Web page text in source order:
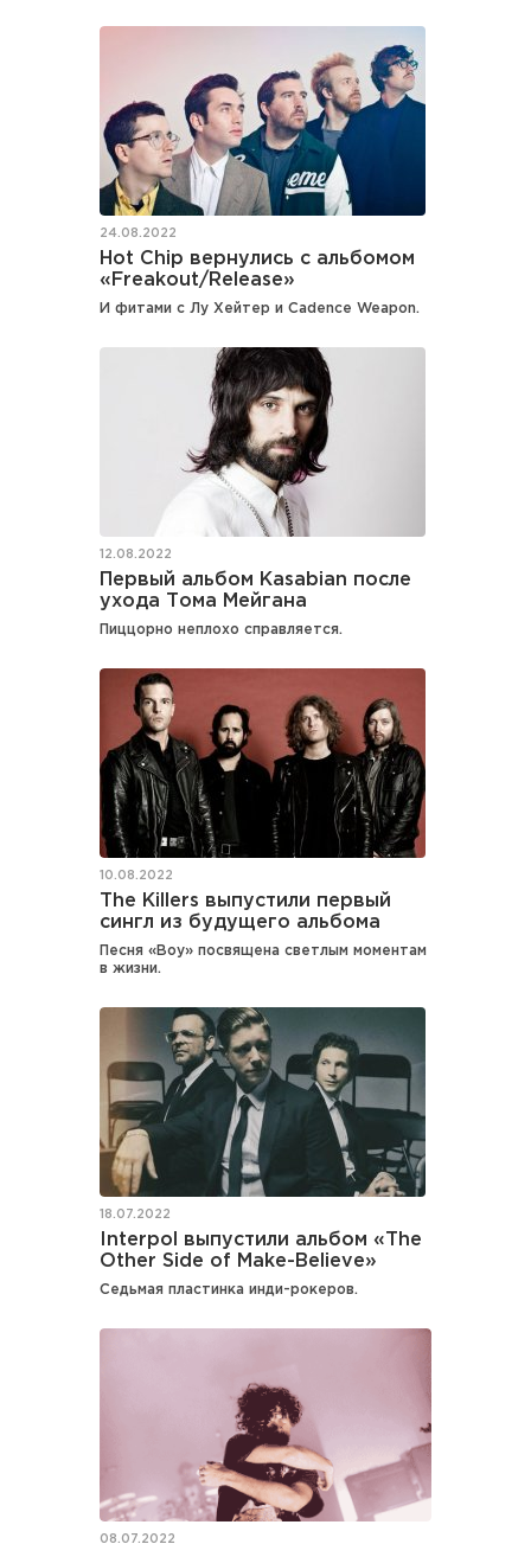
24.08.2022
Hot Chip вернулись с альбомом
«Freakout/Release»
И фитами с Лу Хейтер и Cadence Weapon.
12.08.2022
Первый альбом Kasabian после
ухода Тома Мейгана
Пиццорно неплохо справляется.
10.08.2022
The Killers выпустили первый
сингл из будущего альбома
Песня «Boy» посвящена светлым моментам
в жизни.
18.07.2022
Interpol выпустили альбом «The
Other Side of Make-Believe»
Седьмая пластинка инди-рокеров.
08.07.2022